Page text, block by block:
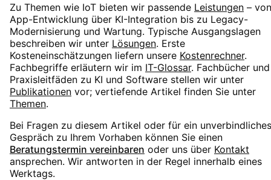
Zu Themen wie IoT bieten wir passende Leistungen – von
App-Entwicklung über KI-Integration bis zu Legacy-
Modernisierung und Wartung. Typische Ausgangslagen
beschreiben wir unter Lösungen. Erste
Kosteneinschätzungen liefern unsere Kostenrechner.
Fachbegriffe erläutern wir im IT-Glossar. Fachbücher und
Praxisleitfäden zu KI und Software stellen wir unter
Publikationen vor; vertiefende Artikel finden Sie unter
Themen.
Bei Fragen zu diesem Artikel oder für ein unverbindliches
Gespräch zu Ihrem Vorhaben können Sie einen
Beratungstermin vereinbaren oder uns über Kontakt
ansprechen. Wir antworten in der Regel innerhalb eines
Werktags.